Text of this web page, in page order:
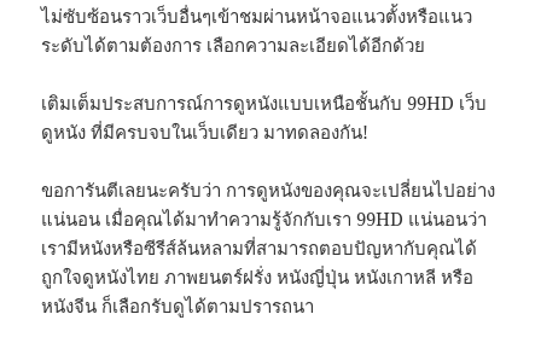
ไม่ซับซ้อนราวเว็บอื่นๆเข้าชมผ่านหน้าจอแนวตั้งหรือแนว
ระดับได้ตามต้องการ เลือกความละเอียดได้อีกด้วย
เติมเต็มประสบการณ์การดูหนังแบบเหนือชั้นกับ 99HD เว็บ
ดูหนัง ที่มีครบจบในเว็บเดียว มาทดลองกัน!
ขอการันตีเลยนะครับว่า การดูหนังของคุณจะเปลี่ยนไปอย่าง
แน่นอน เมื่อคุณได้มาทำความรู้จักกับเรา 99HD แน่นอนว่า
เรามีหนังหรือซีรีส์ล้นหลามที่สามารถตอบปัญหากับคุณได้
ถูกใจดูหนังไทย ภาพยนตร์ฝรั่ง หนังญี่ปุ่น หนังเกาหลี หรือ
หนังจีน ก็เลือกรับดูได้ตามปรารถนา